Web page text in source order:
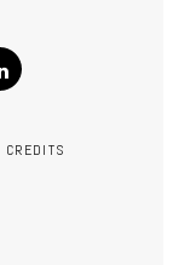
CREDITS